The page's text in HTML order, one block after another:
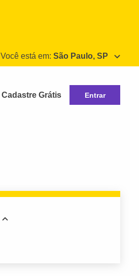
Você está em: São Paulo, SP
Cadastre Grátis Entrar